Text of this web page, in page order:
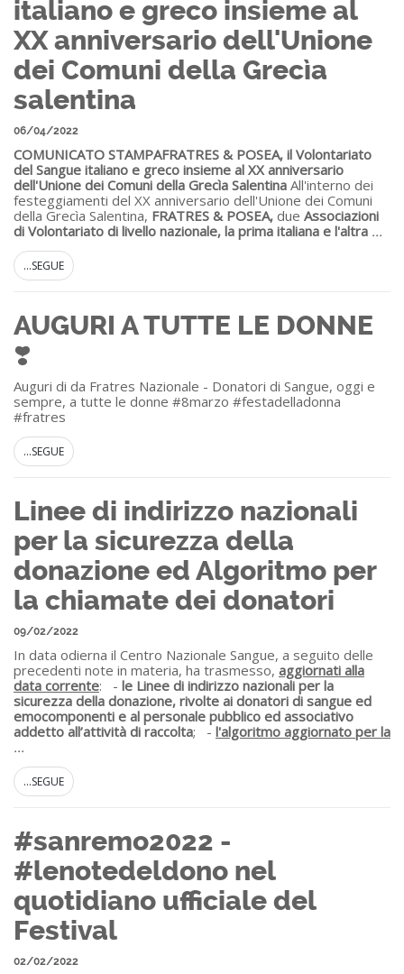
italiano e greco insieme al
XX anniversario dell'Unione
dei Comuni della Grecìa
salentina
06/04/2022
COMUNICATO STAMPAFRATRES & POSEA, il Volontariato
del Sangue italiano e greco insieme al XX anniversario
dell'Unione dei Comuni della Grecìa Salentina All'interno dei
festeggiamenti del XX anniversario dell'Unione dei Comuni
della Grecìa Salentina, FRATRES & POSEA, due Associazioni
di Volontariato di livello nazionale, la prima italiana e l'altra ...
...SEGUE
AUGURI A TUTTE LE DONNE
❣️
Auguri di da Fratres Nazionale - Donatori di Sangue, oggi e
sempre, a tutte le donne #8marzo #festadelladonna
#fratres
...SEGUE
Linee di indirizzo nazionali
per la sicurezza della
donazione ed Algoritmo per
la chiamate dei donatori
09/02/2022
In data odierna il Centro Nazionale Sangue, a seguito delle
precedenti note in materia, ha trasmesso, aggiornati alla
data corrente: - le Linee di indirizzo nazionali per la
sicurezza della donazione, rivolte ai donatori di sangue ed
emocomponenti e al personale pubblico ed associativo
addetto all’attività di raccolta; - l'algoritmo aggiornato per la
...
...SEGUE
#sanremo2022 -
#lenotedeldono nel
quotidiano ufficiale del
Festival
02/02/2022